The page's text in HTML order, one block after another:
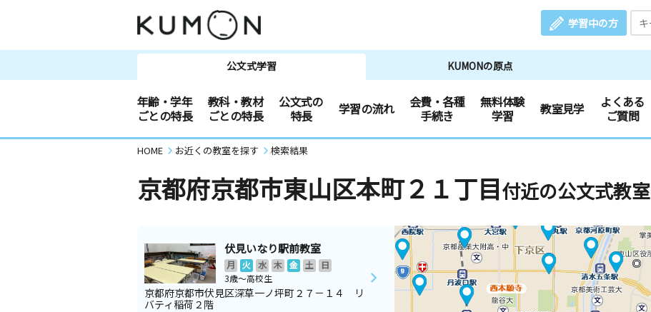
学習中の方
公文式学習 KUMONの原点
年齢・学年
ごとの特長
教科・教材
ごとの特長
公文式の
特長
学習の流れ
会費・各種
手続き
無料体験
学習
教室見学
よくある
ご質問
HOME お近くの教室を探す 検索結果
京都府京都市東山区本町２１丁目付近の公文式教室
伏見いなり駅前教室
月 火 水 木 金 土
日
3歳～高校生
京都府京都市伏見区深草一ノ坪町２７－１４ リ
バティ稲荷２階